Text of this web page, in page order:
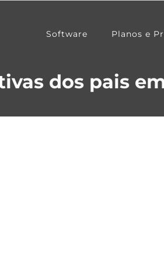
Software Planos e
dos pais